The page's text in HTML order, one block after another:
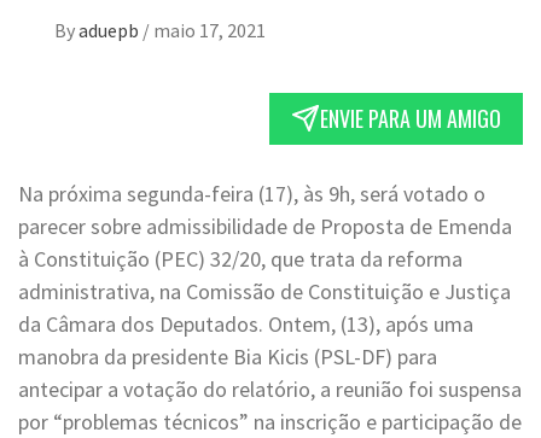
Byaduepb / maio 17, 2021
ENVIE PARA UM AMIGO
Na próxima segunda-feira (17), às 9h, será votado o
parecer sobre admissibilidade de Proposta de Emenda
à Constituição (PEC) 32/20, que trata da reforma
administrativa, na Comissão de Constituição e Justiça
da Câmara dos Deputados. Ontem, (13), após uma
manobra da presidente Bia Kicis (PSL-DF) para
antecipar a votação do relatório, a reunião foi suspensa
por “problemas técnicos” na inscrição e participação de